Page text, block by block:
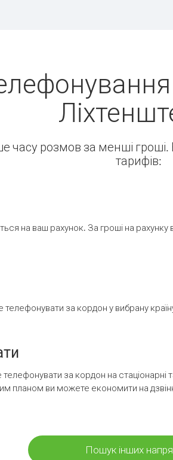
часу розмов за менші
тарифів:
на ваш рахунок. За гроші на рахунку
за кордон у вибрану
за кордон на
планом ви можете економити на
Пошук інших